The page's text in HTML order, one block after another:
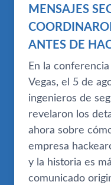
MENSAJES
ANTES DE
En la
Vegas, el 5 de
ingenieros de
revelaron los
ahora sobre
empresa
y la historia es
comunicado